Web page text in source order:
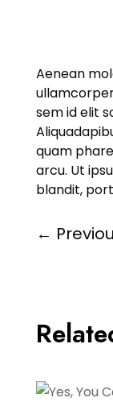
Aenean
sem id elit
quam
arcu. Ut
blandit,
←